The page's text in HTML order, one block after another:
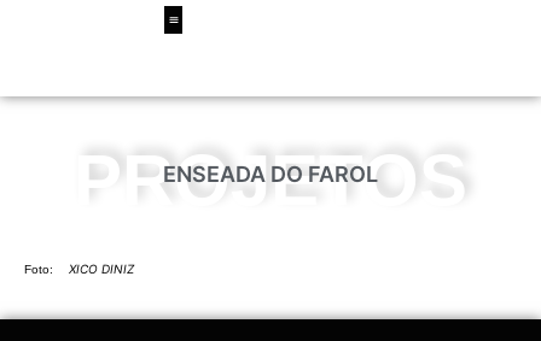
PROJETOS
ENSEADA DO FAROL
Foto: XICO DINIZ